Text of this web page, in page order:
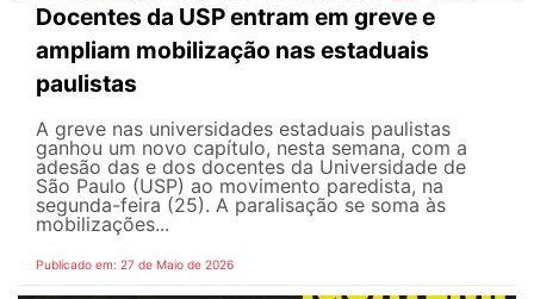
Docentes da USP entram em greve e
ampliam mobilização nas estaduais
paulistas
A greve nas universidades estaduais paulistas
ganhou um novo capítulo, nesta semana, com a
adesão das e dos docentes da Universidade de
São Paulo (USP) ao movimento paredista, na
segunda-feira (25). A paralisação se soma às
mobilizações...
Publicado em: 27 de Maio de 2026